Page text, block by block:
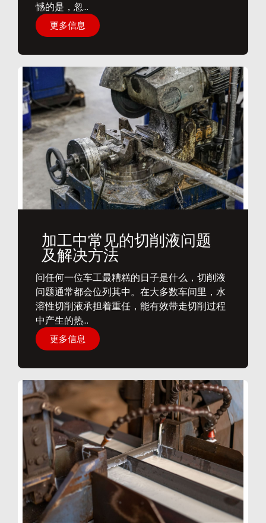
憾的是，忽...
更多信息
加工中常见的切削液问题
及解决方法
问任何一位车工最糟糕的日子是什么，切削液
问题通常都会位列其中。在大多数车间里，水
溶性切削液承担着重任，能有效带走切削过程
中产生的热...
更多信息